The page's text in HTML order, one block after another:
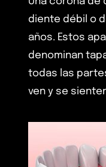
diente débil o
años. Estos
denominan
todas las
ven y se